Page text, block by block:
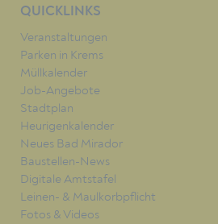
QUICKLINKS
Veranstaltungen
Parken in Krems
Müllkalender
Job-Angebote
Stadtplan
Heurigenkalender
Neues Bad Mirador
Baustellen-News
Digitale Amtstafel
Leinen- & Maulkorbpflicht
Fotos & Videos